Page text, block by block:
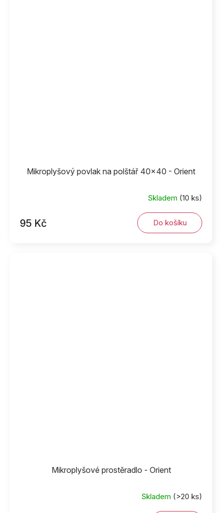
Mikroplyšový povlak na polštář 40x40 - Orient
Skladem (10 ks)
95 Kč Do košíku
Mikroplyšové prostěradlo - Orient
Skladem (>20 ks)